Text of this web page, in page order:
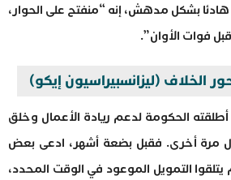
هادئا بشكل مدهش، إنه “منفتح على الحوار،
فوات الأوان”.
الخلاف (ليزانسبيراسيون إيكو)
الحكومة لدعم ريادة الأعمال وخلق
مرة أخرى. فقبل بضعة أشهر، ادعى بعض
التمويل الموعود في الوقت المحدد،